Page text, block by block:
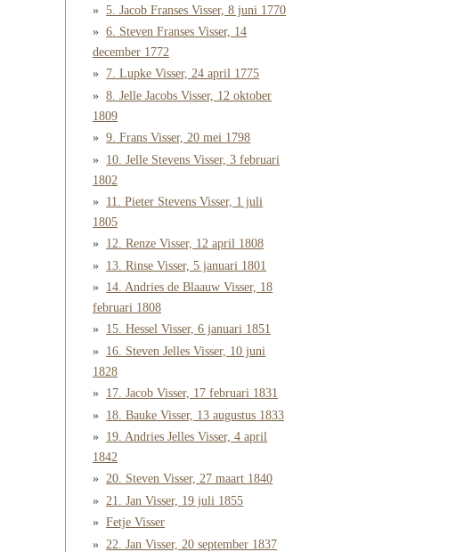
5. Jacob Franses Visser, 8 juni 1770
6. Steven Franses Visser, 14
december 1772
7. Lupke Visser, 24 april 1775
8. Jelle Jacobs Visser, 12 oktober
1809
9. Frans Visser, 20 mei 1798
10. Jelle Stevens Visser, 3 februari
1802
11. Pieter Stevens Visser, 1 juli
1805
12. Renze Visser, 12 april 1808
13. Rinse Visser, 5 januari 1801
14. Andries de Blaauw Visser, 18
februari 1808
15. Hessel Visser, 6 januari 1851
16. Steven Jelles Visser, 10 juni
1828
17. Jacob Visser, 17 februari 1831
18. Bauke Visser, 13 augustus 1833
19. Andries Jelles Visser, 4 april
1842
20. Steven Visser, 27 maart 1840
21. Jan Visser, 19 juli 1855
Fetje Visser
22. Jan Visser, 20 september 1837